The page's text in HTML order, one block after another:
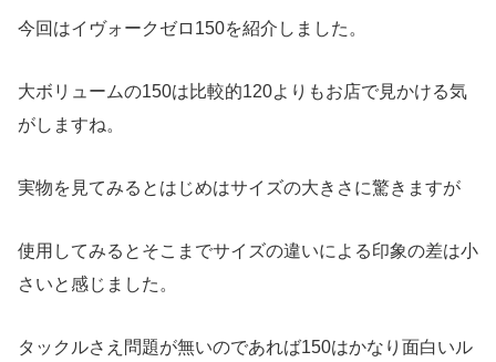
今回はイヴォークゼロ150を紹介しました。
大ボリュームの150は比較的120よりもお店で見かける気
がしますね。
実物を見てみるとはじめはサイズの大きさに驚きますが
使用してみるとそこまでサイズの違いによる印象の差は小
さいと感じました。
タックルさえ問題が無いのであれば150はかなり面白いル